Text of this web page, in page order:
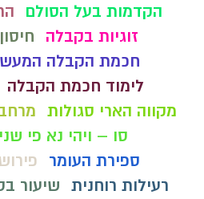
הקדמות בעל הסולם
זוגיות בקבלה
חכמת הקבלה
לימוד חכמת הקבלה
מקווה הארי סגולות
סו – ויהי נא פי
ספירת העומר
רעילות רוחנית שיעור